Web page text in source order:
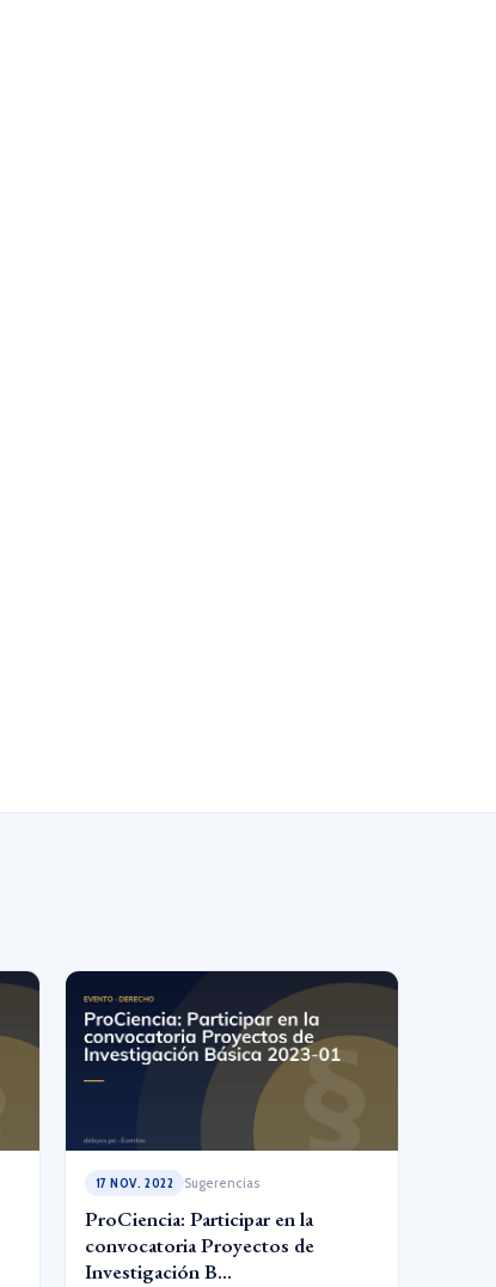
17 NOV. 2022 Sugerencias
ProCiencia: Participar en la
convocatoria Proyectos de
Investigación B...